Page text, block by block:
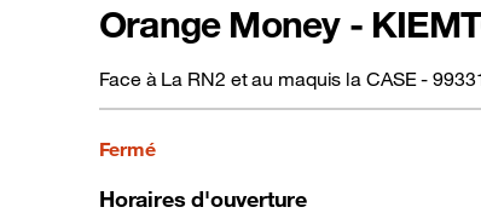
Tablettes
Accessoires
Précommande SIM en ligne
Assistance Internet à domicile
Codes utiles
Orange Money -
Face à La RN2 et au maquis la CASE -
Fermé
Horaires d'ouverture